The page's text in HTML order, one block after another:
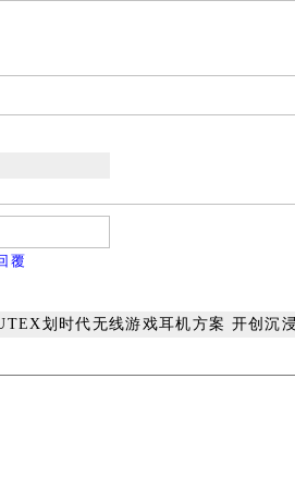
覆
划时代无线游戏耳机方案 开创沉